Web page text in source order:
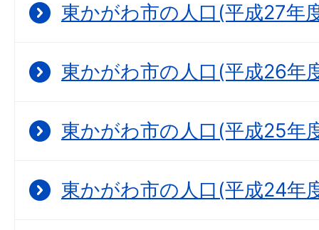
東かがわ市の人口(平成27年
東かがわ市の人口(平成26年
東かがわ市の人口(平成25年
東かがわ市の人口(平成24年